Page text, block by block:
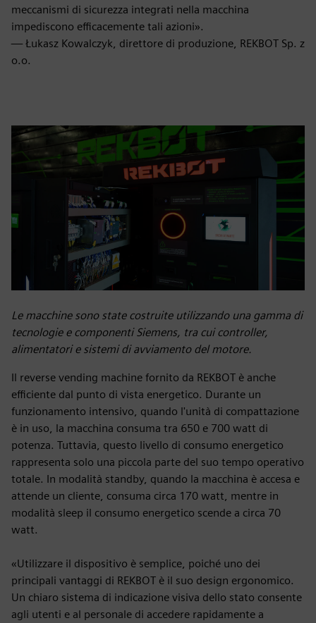
meccanismi di sicurezza integrati nella macchina
impediscono efficacemente tali azioni».
— Łukasz Kowalczyk, direttore di produzione, REKBOT Sp. z
o.o.
Le macchine sono state costruite utilizzando una gamma di
tecnologie e componenti Siemens, tra cui controller,
alimentatori e sistemi di avviamento del motore.
Il reverse vending machine fornito da REKBOT è anche
efficiente dal punto di vista energetico. Durante un
funzionamento intensivo, quando l'unità di compattazione
è in uso, la macchina consuma tra 650 e 700 watt di
potenza. Tuttavia, questo livello di consumo energetico
rappresenta solo una piccola parte del suo tempo operativo
totale. In modalità standby, quando la macchina è accesa e
attende un cliente, consuma circa 170 watt, mentre in
modalità sleep il consumo energetico scende a circa 70
watt.
«Utilizzare il dispositivo è semplice, poiché uno dei
principali vantaggi di REKBOT è il suo design ergonomico.
Un chiaro sistema di indicazione visiva dello stato consente
agli utenti e al personale di accedere rapidamente a